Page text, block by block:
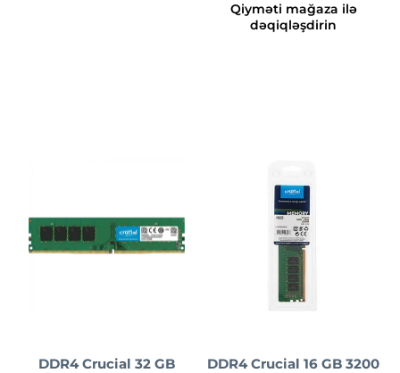
Qiyməti mağaza ilə
dəqiqləşdirin
DDR4 Crucial 32 GB
DDR4 Crucial 16 GB 3200